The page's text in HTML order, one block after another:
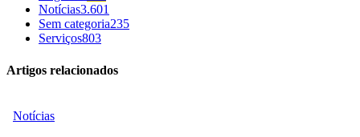
Notícias3.601
Sem categoria235
Serviços803
Artigos relacionados
Notícias